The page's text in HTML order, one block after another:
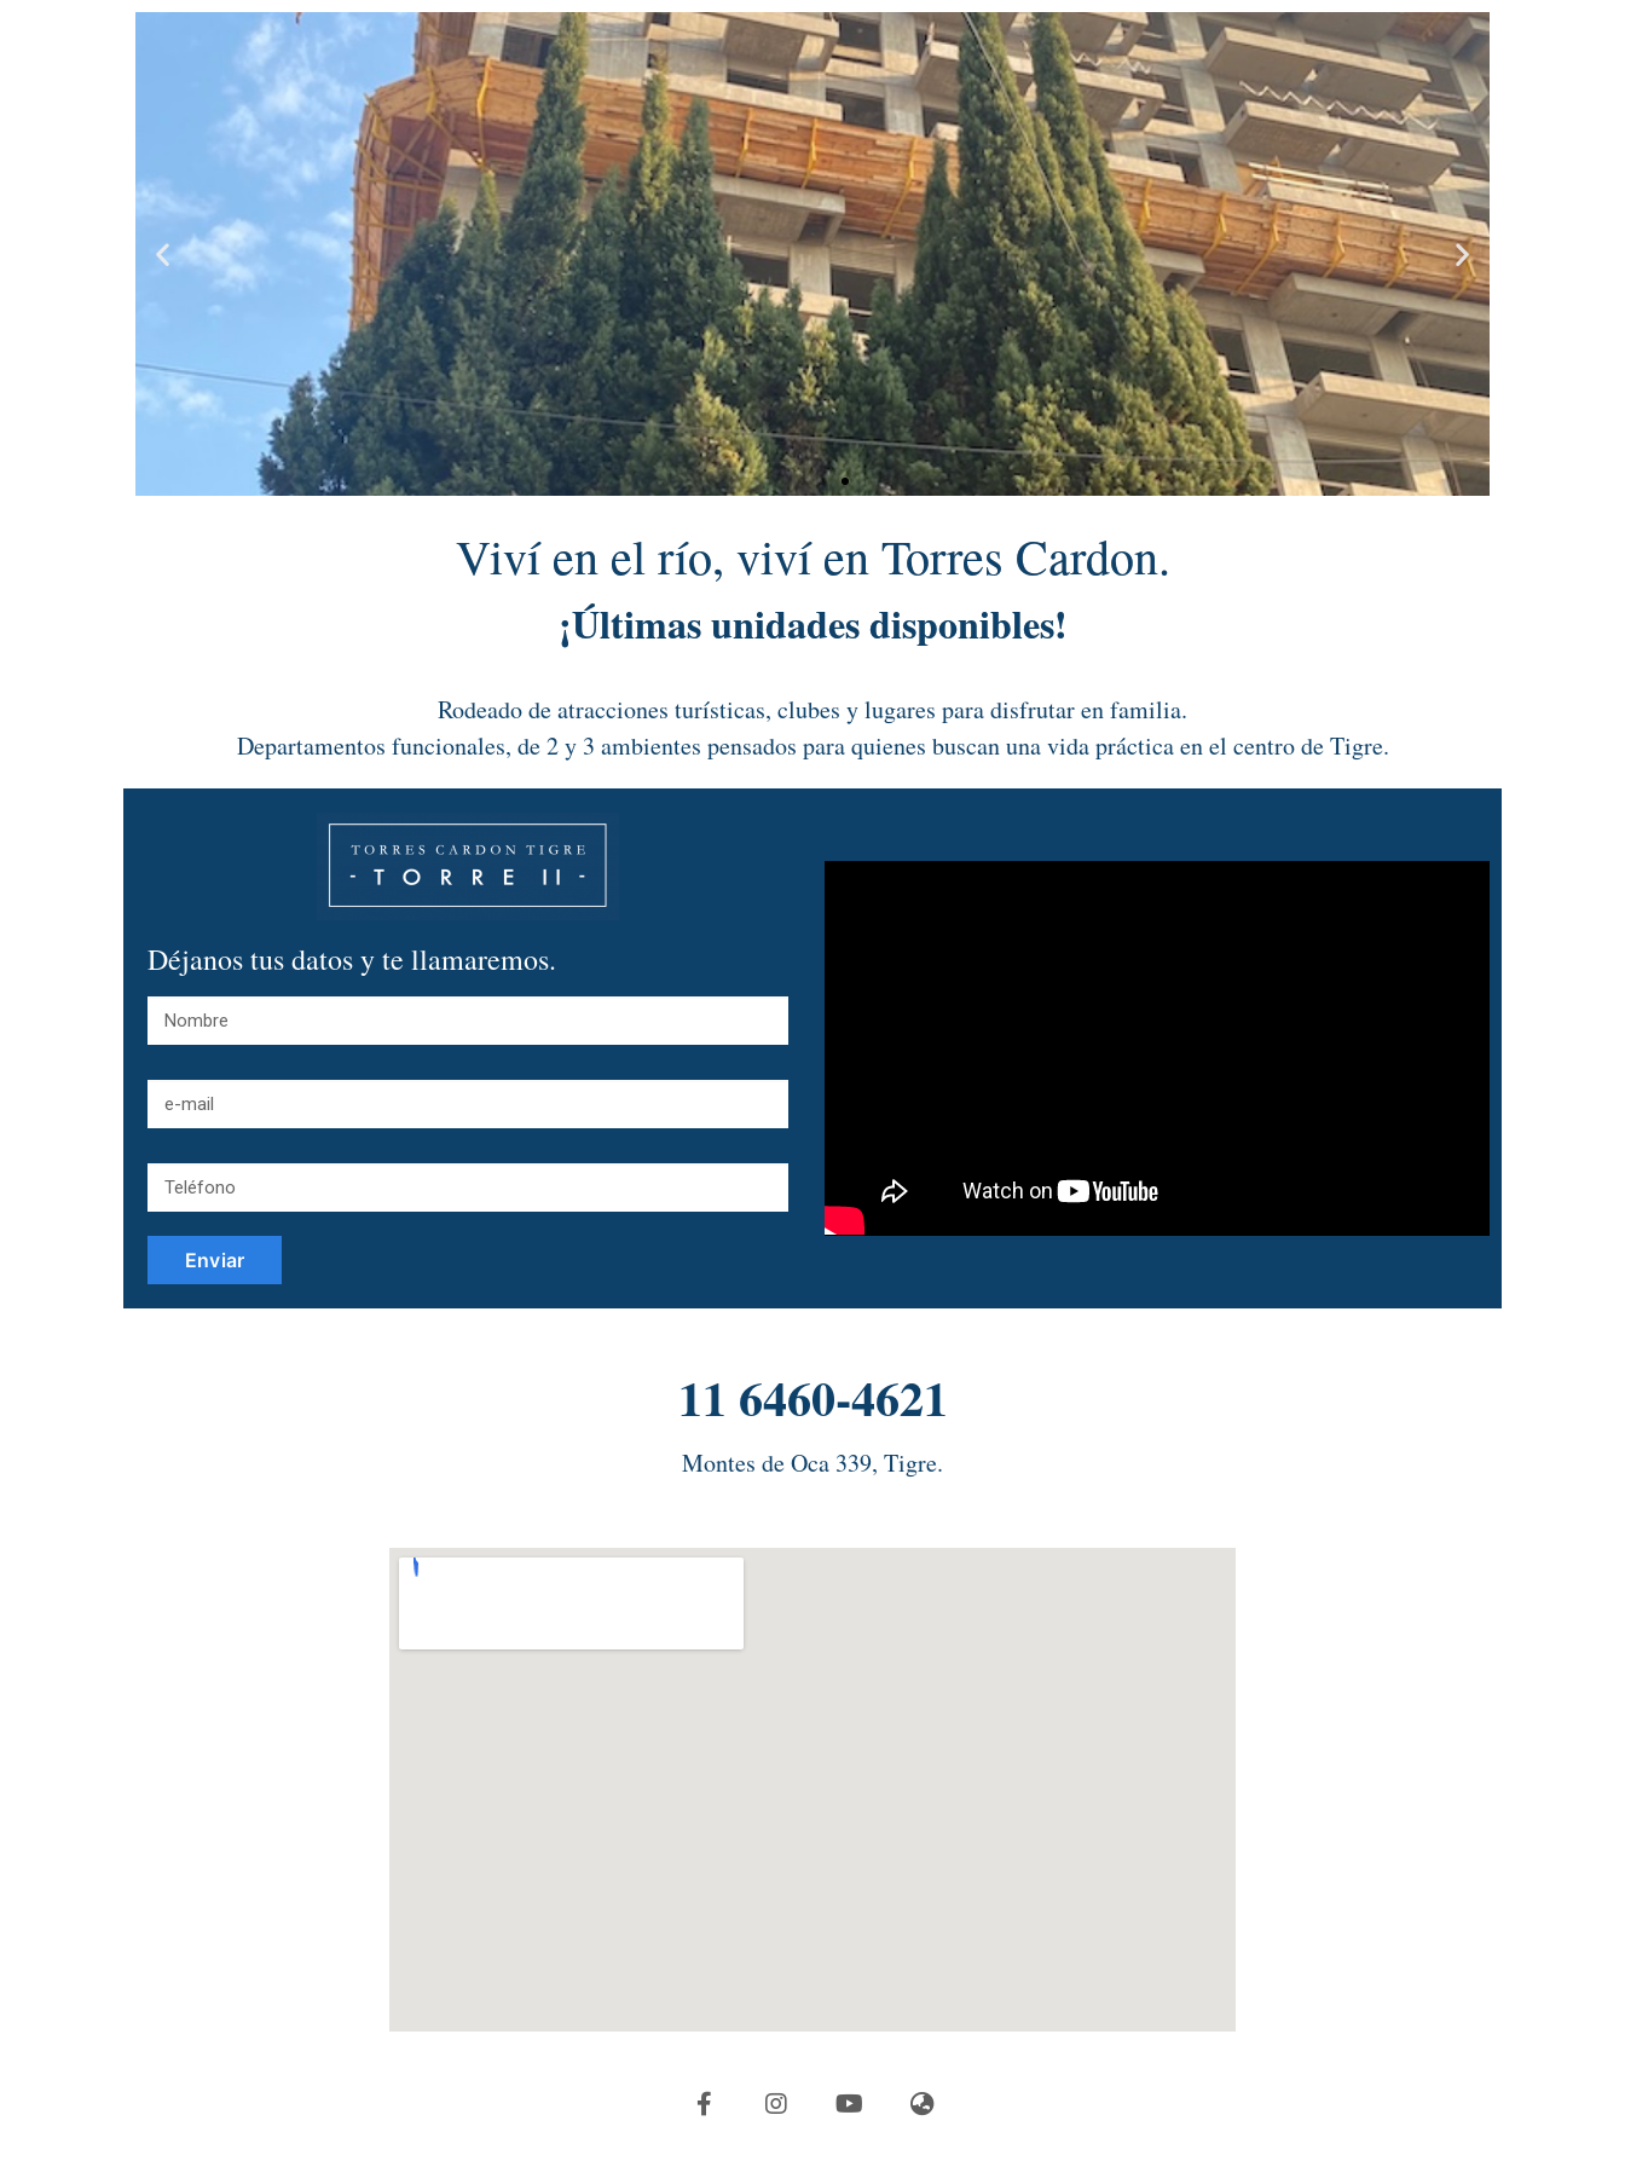
Viví en el río, viví en Torres Cardon.
¡Últimas unidades disponibles!
Rodeado de atracciones turísticas, clubes y lugares para disfrutar en familia.
Departamentos funcionales, de 2 y 3 ambientes pensados para quienes buscan una vida práctica en el centro de Tigre.
Déjanos tus datos y te llamaremos.
Enviar
11 6460-4621
Montes de Oca 339, Tigre.